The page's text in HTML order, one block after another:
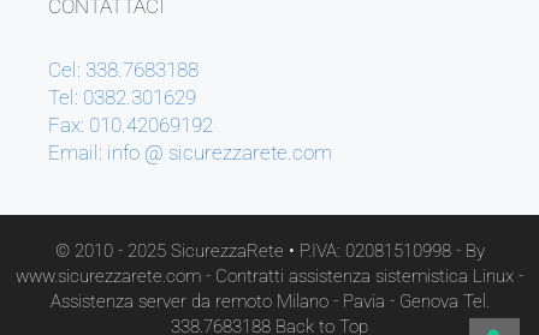
CONTATTACI
Cel: 338.7683188
Tel: 0382.301629
Fax: 010.42069192
Email: info @ sicurezzarete.com
© 2010 - 2025 SicurezzaRete • P.IVA: 02081510998 - By
www.sicurezzarete.com - Contratti assistenza sistemistica Linux -
Assistenza server da remoto Milano - Pavia - Genova Tel.
338.7683188 Back to Top